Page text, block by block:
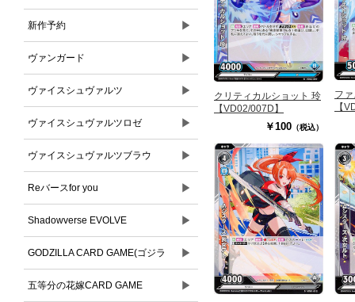
新作予約 ▶
ヴァンガード ▶
ヴァイスシュヴァルツ ▶
ヴァイスシュヴァルツロゼ ▶
ヴァイスシュヴァルツブラウ ▶
Reバースfor you ▶
Shadowverse EVOLVE ▶
GODZILLA CARD GAME(ゴジラ
カードゲーム)
▶
五等分の花嫁CARD GAME ▶
クリティカルショット 玲
【VD02/007D】
￥100 （税込）
フ
【